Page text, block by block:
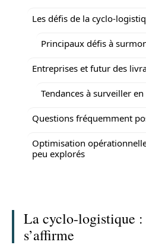
Les défis de la cyclo-
Principaux défis à
Entreprises et futur des
Tendances à surveiller
Questions fréquemment
Optimisation
peu explorés
La cyclo-logistique :
s’affirme